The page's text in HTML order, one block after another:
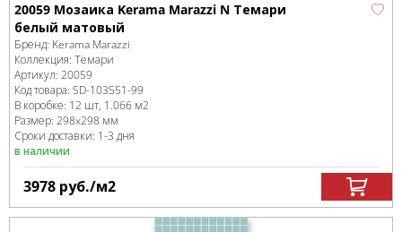
20059 Мозаика Kerama Marazzi N Темари
белый матовый
Бренд: Kerama Marazzi
Коллекция: Темари
Артикул: 20059
Код товара: SD-103551-99
В коробке: 12 шт, 1.066 м2
Размер: 298x298 мм
Сроки доставки: 1-3 дня
в наличии
3978 руб./м2